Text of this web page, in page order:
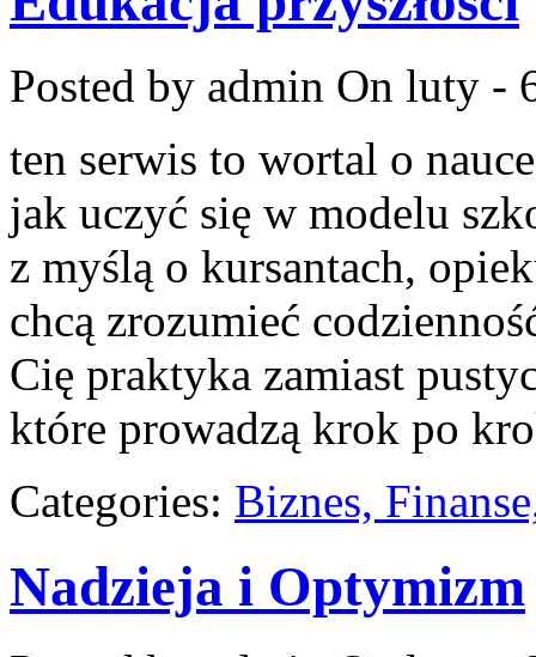
Posted by admin On luty -
ten serwis to wortal o
jak uczyć się w modelu
z myślą o kursantach,
chcą zrozumieć
Cię praktyka zamiast
które prowadzą krok po
Categories: Biznes,
Nadzieja i Optymizm